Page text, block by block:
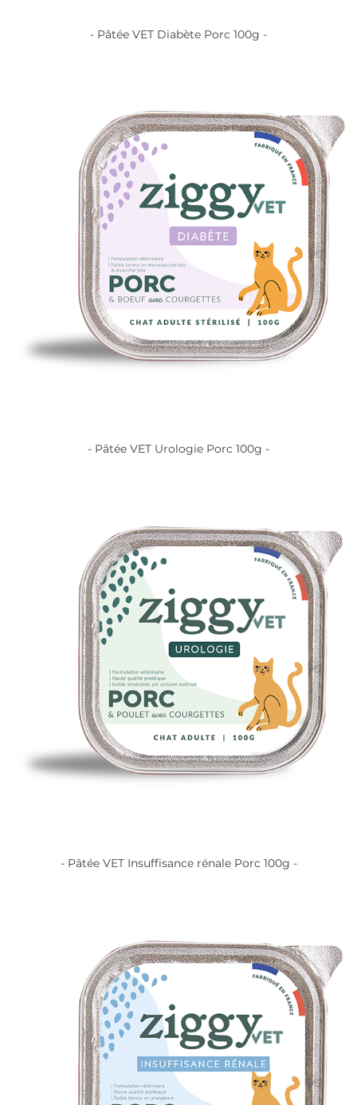
- Pâtée VET Diabète Porc 100g -
- Pâtée VET Urologie Porc 100g -
- Pâtée VET Insuffisance rénale Porc 100g -